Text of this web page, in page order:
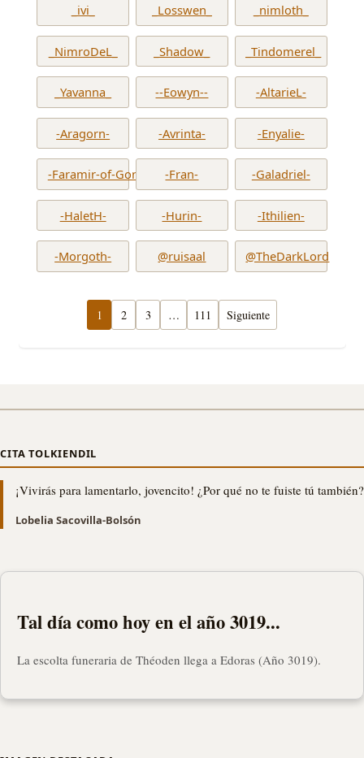
_ivi_ _Losswen_ _nimloth_
_NimroDeL_ _Shadow_ _Tindomerel_
_Yavanna_ --Eowyn-- -AltarieL-
-Aragorn- -Avrinta- -Enyalie-
-Faramir-of-Gondor- -Fran- -Galadriel-
-HaletH- -Hurin- -Ithilien-
-Morgoth- @ruisaal @TheDarkLord
1 2 3 … 111 Siguiente
CITA TOLKIENDIL
¡Vivirás para lamentarlo, jovencito! ¿Por qué no te fuiste tú también?
Lobelia Sacovilla-Bolsón
Tal día como hoy en el año 3019...
La escolta funeraria de Théoden llega a Edoras (Año 3019).